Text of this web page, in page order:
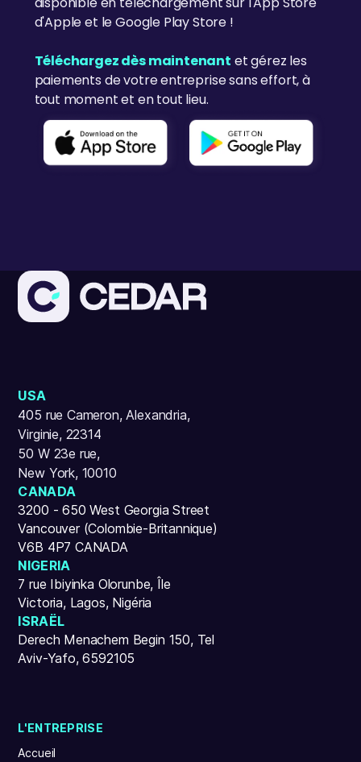
d'Apple et le Google Play Store !
Téléchargez dès maintenant et gérez les
paiements de votre entreprise sans effort, à
tout moment et en tout lieu.
USA
405 rue Cameron, Alexandria,
Virginie, 22314
50 W 23e rue,
New York, 10010
CANADA
3200 - 650 West Georgia Street
Vancouver (Colombie-Britannique)
V6B 4P7 CANADA
NIGERIA
7 rue Ibiyinka Olorunbe, Île
Victoria, Lagos, Nigéria
ISRAËL
Derech Menachem Begin 150, Tel
Aviv-Yafo, 6592105
L'ENTREPRISE
Accueil